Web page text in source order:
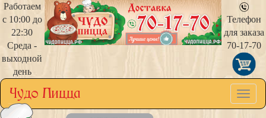
Работаем
с 10:00 до
22:30
Среда -
выходной
день
Телефон
для заказа
70-17-70